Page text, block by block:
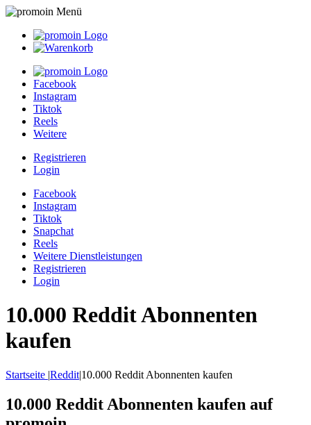
Facebook
Instagram
Tiktok
Reels
Weitere
Registrieren
Login
Facebook
Instagram
Tiktok
Snapchat
Reels
Weitere Dienstleistungen
Registrieren
Login
10.000 Reddit Abonnenten
kaufen
Startseite |Reddit|10.000 Reddit Abonnenten kaufen
10.000 Reddit Abonnenten kaufen auf